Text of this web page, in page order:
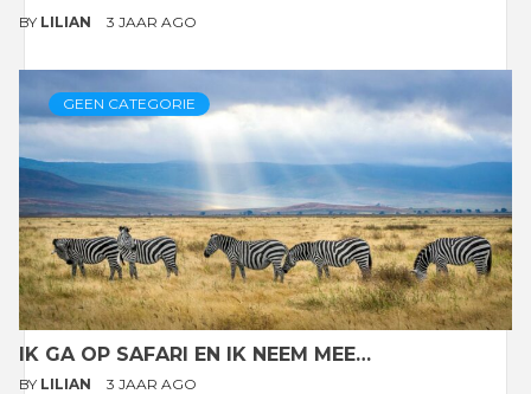
BY LILIAN 3 JAAR AGO
GEEN CATEGORIE
IK GA OP SAFARI EN IK NEEM MEE…
BY LILIAN 3 JAAR AGO